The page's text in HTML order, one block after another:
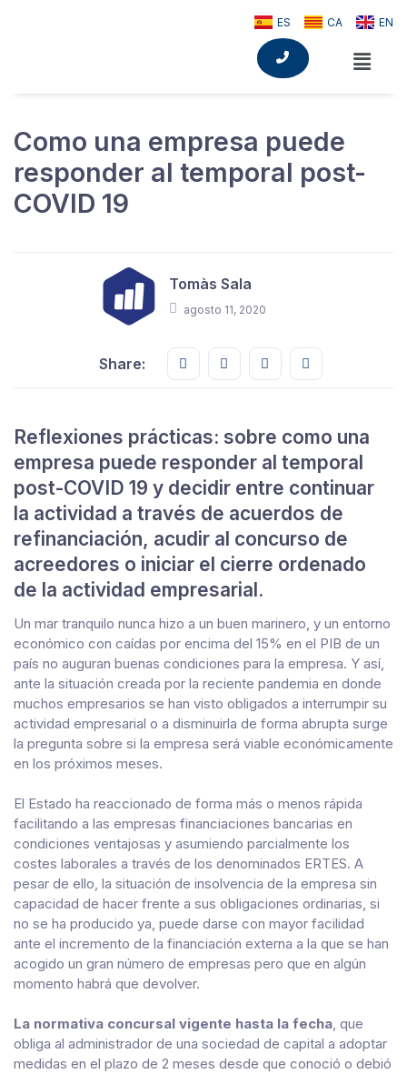
ES CA EN
Como una empresa puede
responder al temporal post-
COVID 19
Tomàs Sala
agosto 11, 2020
Share: Share this on FaceBook
Share this on Twitter
Share this on GMail
Share this on
Reflexiones prácticas: sobre como una
empresa puede responder al temporal
post-COVID 19 y decidir entre continuar
la actividad a través de acuerdos de
refinanciación, acudir al concurso de
acreedores o iniciar el cierre ordenado
de la actividad empresarial.
Un mar tranquilo nunca hizo a un buen marinero, y un entorno
económico con caídas por encima del 15% en el PIB de un
país no auguran buenas condiciones para la empresa. Y así,
ante la situación creada por la reciente pandemia en donde
muchos empresarios se han visto obligados a interrumpir su
actividad empresarial o a disminuirla de forma abrupta surge
la pregunta sobre si la empresa será viable económicamente
en los próximos meses.
El Estado ha reaccionado de forma más o menos rápida
facilitando a las empresas financiaciones bancarias en
condiciones ventajosas y asumiendo parcialmente los
costes laborales a través de los denominados ERTES. A
pesar de ello, la situación de insolvencia de la empresa sin
capacidad de hacer frente a sus obligaciones ordinarias, si
no se ha producido ya, puede darse con mayor facilidad
ante el incremento de la financiación externa a la que se han
acogido un gran número de empresas pero que en algún
momento habrá que devolver.
La normativa concursal vigente hasta la fecha, que
obliga al administrador de una sociedad de capital a adoptar
medidas en el plazo de 2 meses desde que conoció o debió